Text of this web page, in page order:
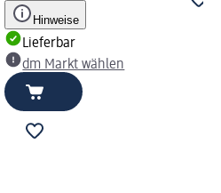
Hinweise
Lieferbar
dm Markt wählen